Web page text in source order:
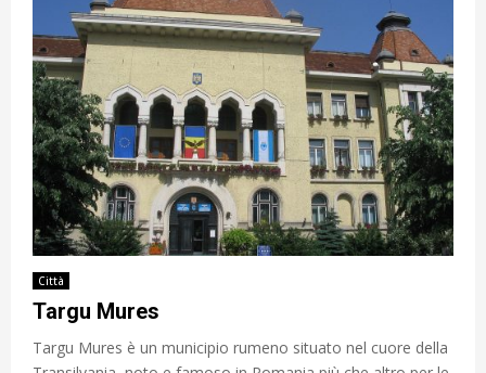
Città
Targu Mures
Targu Mures è un municipio rumeno situato nel cuore della